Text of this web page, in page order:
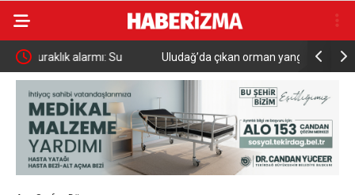
Uludağ’da çıkan orman yangını söndürüldü MGK 6
Güvenlik